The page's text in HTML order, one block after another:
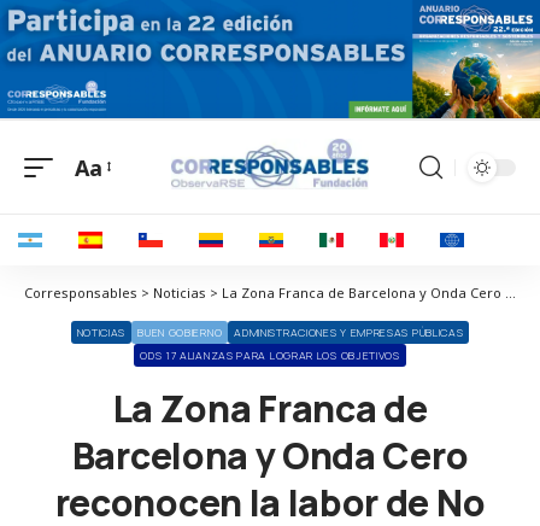
Aa
Corresponsables > Noticias > La Zona Franca de Barcelona y Onda Cero reconocen la labor de No Somos Invisibles, Oasi Urbà y La Nau
NOTICIAS BUEN GOBIERNO
ADMINISTRACIONES Y EMPRESAS PÚBLICAS
ODS 17 ALIANZAS PARA LOGRAR LOS OBJETIVOS
La Zona Franca de
Barcelona y Onda Cero
reconocen la labor de No